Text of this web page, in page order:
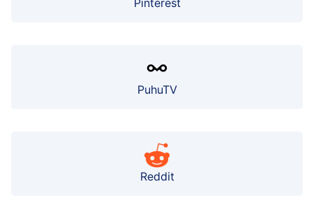
Pinterest
PuhuTV
Reddit